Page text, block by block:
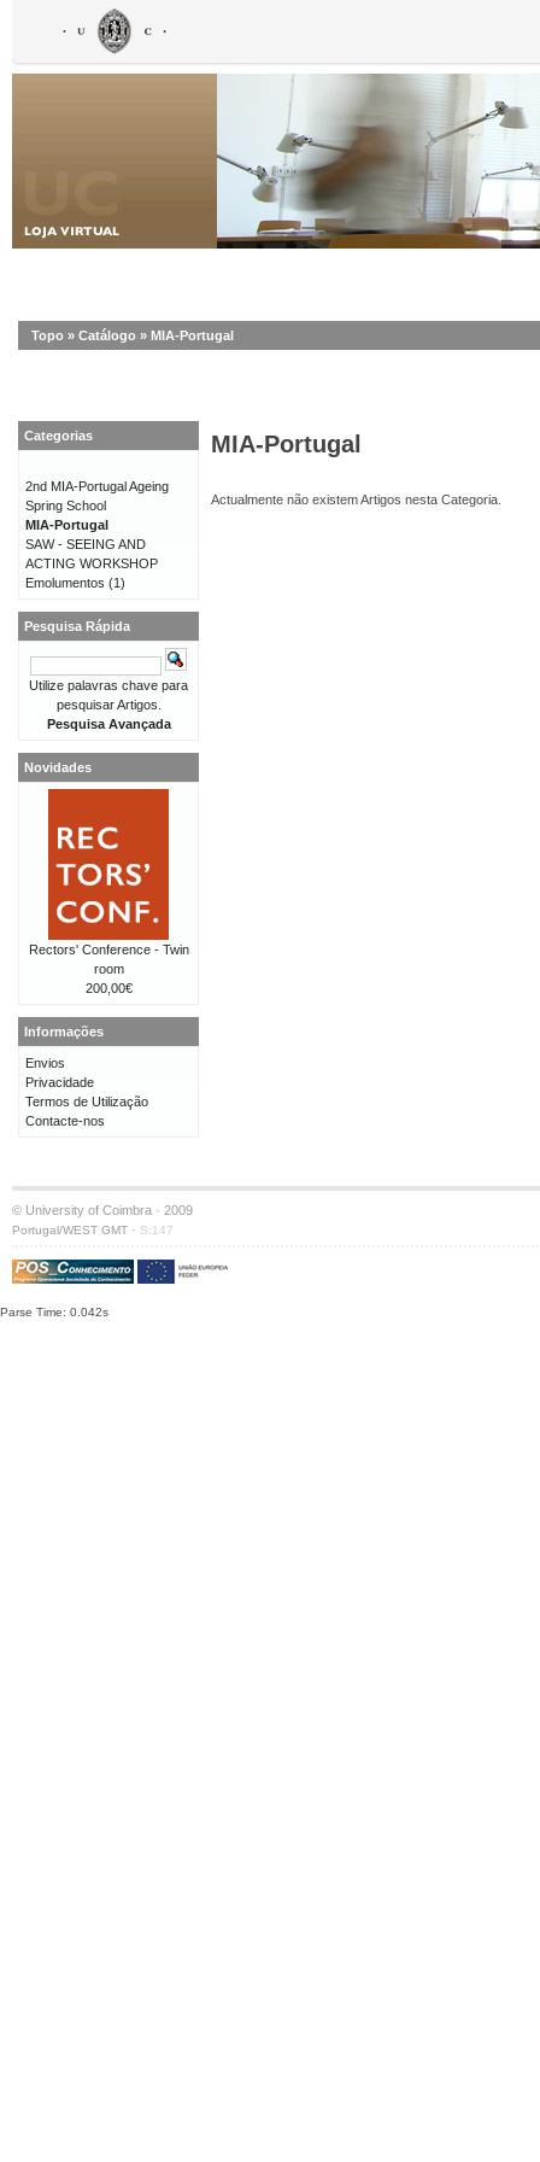
Topo » Catálogo » MIA-Portugal
MIA-Portugal
Actualmente não existem Artigos nesta Categoria.
Categorias
2nd MIA-Portugal Ageing
Spring School
MIA-Portugal
SAW - SEEING AND
ACTING WORKSHOP
Emolumentos (1)
Pesquisa Rápida
Utilize palavras chave para
pesquisar Artigos.
Pesquisa Avançada
Novidades
Rectors' Conference - Twin
room
200,00€
Informações
Envios
Privacidade
Termos de Utilização
Contacte-nos
© University of Coimbra · 2009
Portugal/WEST GMT · S:147
Parse Time: 0.042s